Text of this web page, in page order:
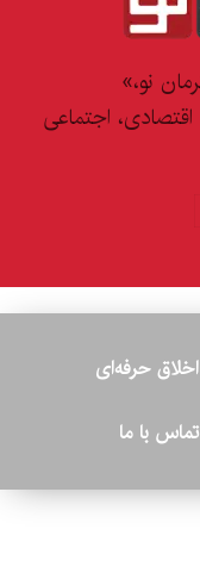
نو،»
اجتماعی
اخلاق حرفه‌ای
تماس با ما